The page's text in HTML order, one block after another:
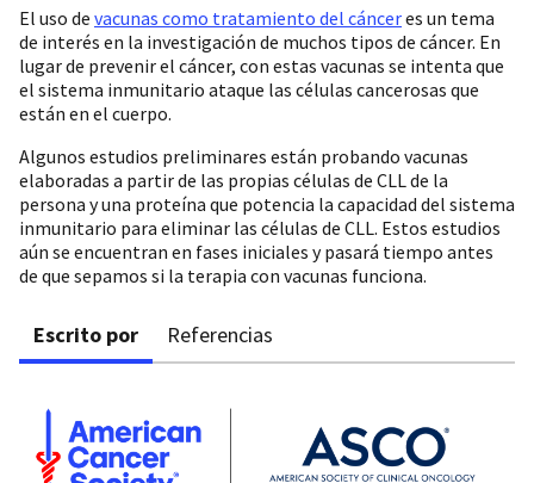
El uso de vacunas como tratamiento del cánceres un tema
de interés en la investigación de muchos tipos de cáncer. En
lugar de prevenir el cáncer, con estas vacunas se intenta que
el sistema inmunitario ataque las células cancerosas que
están en el cuerpo.
Algunos estudios preliminares están probando vacunas
elaboradas a partir de las propias células de CLL de la
persona y una proteína que potencia la capacidad del sistema
inmunitario para eliminar las células de CLL. Estos estudios
aún se encuentran en fases iniciales y pasará tiempo antes
de que sepamos si la terapia con vacunas funciona.
Escrito por Referencias